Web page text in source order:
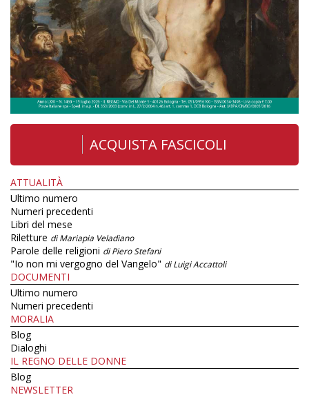
ACQUISTA FASCICOLI
ATTUALITÀ
Ultimo numero
Numeri precedenti
Libri del mese
Riletture di Mariapia Veladiano
Parole delle religioni di Piero Stefani
"Io non mi vergogno del Vangelo" di Luigi Accattoli
DOCUMENTI
Ultimo numero
Numeri precedenti
MORALIA
Blog
Dialoghi
IL REGNO DELLE DONNE
Blog
NEWSLETTER